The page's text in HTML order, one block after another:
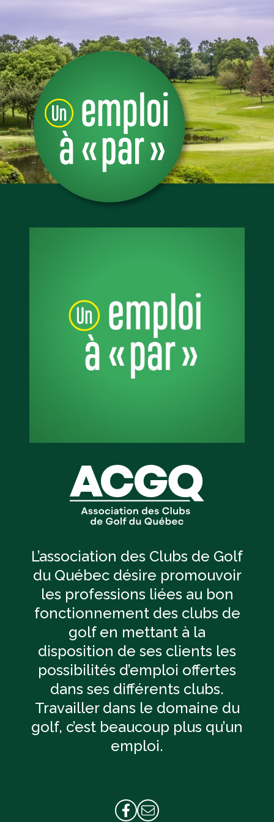
L’association des Clubs de Golf
du Québec désire promouvoir
les professions liées au bon
fonctionnement des clubs de
golf en mettant à la
disposition de ses clients les
possibilités d’emploi offertes
dans ses différents clubs.
Travailler dans le domaine du
golf, c’est beaucoup plus qu’un
emploi.